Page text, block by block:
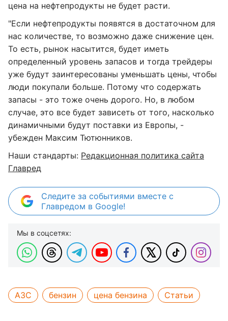
цена на нефтепродукты не будет расти.
"Если нефтепродукты появятся в достаточном для
нас количестве, то возможно даже снижение цен.
То есть, рынок насытится, будет иметь
определенный уровень запасов и тогда трейдеры
уже будут заинтересованы уменьшать цены, чтобы
люди покупали больше. Потому что содержать
запасы - это тоже очень дорого. Но, в любом
случае, это все будет зависеть от того, насколько
динамичными будут поставки из Европы, -
убежден Максим Тютюнников.
Наши стандарты: Редакционная политика сайта
Главред
Следите за событиями вместе с
Главредом в Google!
Мы в соцсетях:
АЗС бензин цена бензина Статьи